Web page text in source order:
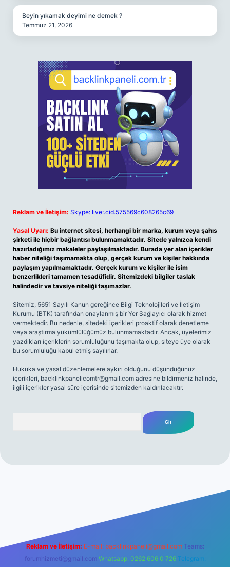
Beyin yıkamak deyimi ne demek ?
Temmuz 21, 2026
Reklam ve İletişim: Skype: live:.cid.575569c608265c69
Yasal Uyarı: Bu internet sitesi, herhangi bir marka, kurum veya şahıs
şirketi ile hiçbir bağlantısı bulunmamaktadır. Sitede yalnızca kendi
hazırladığımız makaleler paylaşılmaktadır. Burada yer alan içerikler
haber niteliği taşımamakta olup, gerçek kurum ve kişiler hakkında
paylaşım yapılmamaktadır. Gerçek kurum ve kişiler ile isim
benzerlikleri tamamen tesadüfidir. Sitemizdeki bilgiler taslak
halindedir ve tavsiye niteliği taşımazlar.
Sitemiz, 5651 Sayılı Kanun gereğince Bilgi Teknolojileri ve İletişim
Kurumu (BTK) tarafından onaylanmış bir Yer Sağlayıcı olarak hizmet
vermektedir. Bu nedenle, sitedeki içerikleri proaktif olarak denetleme
veya araştırma yükümlülüğümüz bulunmamaktadır. Ancak, üyelerimiz
yazdıkları içeriklerin sorumluluğunu taşımakta olup, siteye üye olarak
bu sorumluluğu kabul etmiş sayılırlar.
Hukuka ve yasal düzenlemelere aykırı olduğunu düşündüğünüz
içerikleri, backlinkpanelicomtr@gmail.com adresine bildirmeniz halinde,
ilgili içerikler yasal süre içerisinde sitemizden kaldırılacaktır.
Reklam ve İletişim: E-mail: backlinkpaneli@gmail.com Teams:
forumhizmeti@gmail.com Whatsapp: 0262 606 0 726 Telegram: